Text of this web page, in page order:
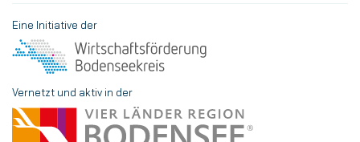
Eine Initiative der
Vernetzt und aktiv in der